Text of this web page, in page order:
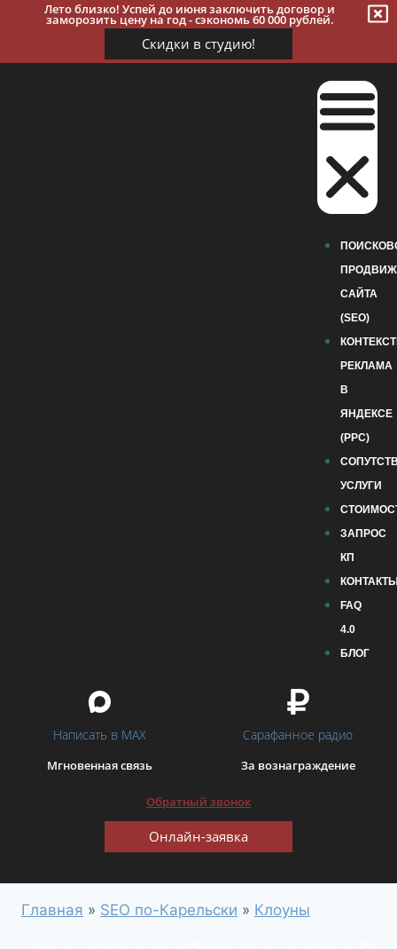
Лето близко! Успей до июня заключить договор и
заморозить цену на год - сэкономь 60 000 рублей.
Скидки в студию!
САЙТА
(SEO)
РЕКЛАМА
В
ЯНДЕКСЕ
(PPC)
УСЛУГИ
ЗАПРОС
КП
FAQ
4.0
БЛОГ
Написать в MAX
Мгновенная связь
Сарафанное радио
За вознаграждение
Обратный звонок
Онлайн-заявка
Главная » SEO по-Карельски » Клоуны